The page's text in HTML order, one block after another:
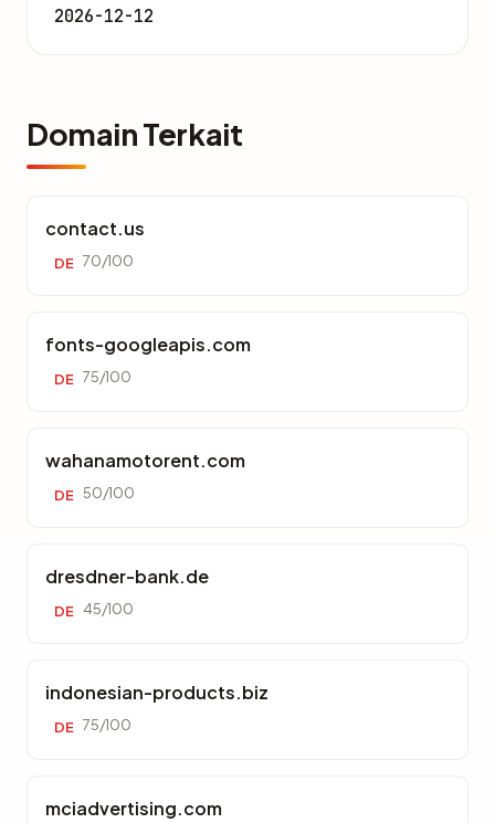
2026-12-12
Domain Terkait
contact.us
DE 70/100
fonts-googleapis.com
DE 75/100
wahanamotorent.com
DE 50/100
dresdner-bank.de
DE 45/100
indonesian-products.biz
DE 75/100
mciadvertising.com